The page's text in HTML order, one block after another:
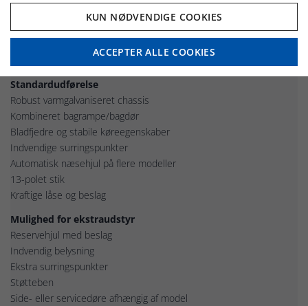
Maskiner og udstyr
Værktøj og materialer
Standardudførelse
Robust varmgalvaniseret chassis
Kombineret bagrampe/bagdør
Bladfjedre og stabile køreegenskaber
Indvendige surringspunkter
Automatisk næsehjul på flere modeller
13-polet stik
Kraftige låse og beslag
Mulighed for ekstraudstyr
Reservehjul med beslag
Indvendig belysning
Ekstra surringspunkter
Støtteben
Side- eller servicedøre afhængig af model
KUN NØDVENDIGE COOKIES
ACCEPTER ALLE COOKIES